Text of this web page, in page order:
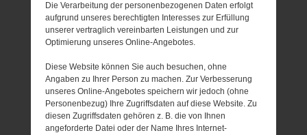
Die Verarbeitung der personenbezogenen Daten erfolgt
aufgrund unseres berechtigten Interesses zur Erfüllung
unserer vertraglich vereinbarten Leistungen und zur
Optimierung unseres Online-Angebotes.
Diese Website können Sie auch besuchen, ohne
Angaben zu Ihrer Person zu machen. Zur Verbesserung
unseres Online-Angebotes speichern wir jedoch (ohne
Personenbezug) Ihre Zugriffsdaten auf diese Website. Zu
diesen Zugriffsdaten gehören z. B. die von Ihnen
angeforderte Datei oder der Name Ihres Internet-